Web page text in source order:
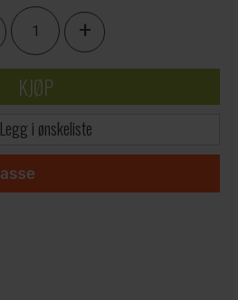
+
KJØP
Legg i ønskeliste